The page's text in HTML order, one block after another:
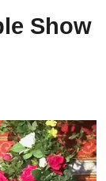
Show